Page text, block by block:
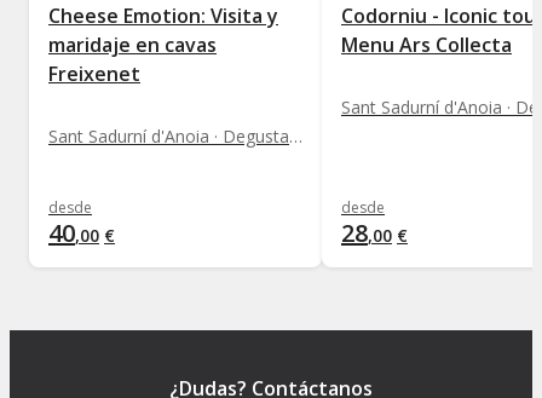
Cheese Emotion: Visita y
maridaje en cavas
Freixenet
Sant Sadurní d'Anoia · Degustaciones y experiencias gastronómicas
desde
40,00 €
Codorniu - Iconic
Menu Ars Collecta
desde
28,00 €
¿Dudas? Contáctanos